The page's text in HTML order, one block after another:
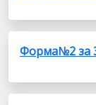
Форма№2 за